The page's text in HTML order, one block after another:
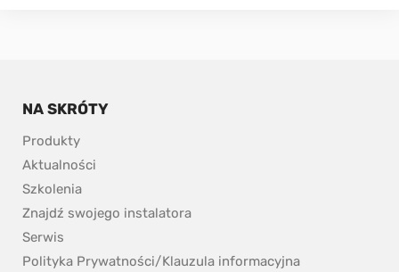
NA SKRÓTY
Produkty
Aktualności
Szkolenia
Znajdź swojego instalatora
Serwis
Polityka Prywatności/Klauzula informacyjna